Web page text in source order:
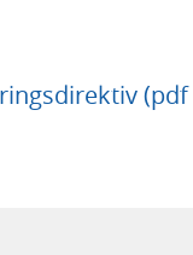
(pdf